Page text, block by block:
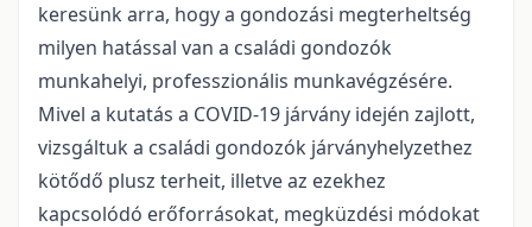
keresünk arra, hogy a gondozási megterheltség
milyen hatással van a családi gondozók
munkahelyi, professzionális munkavégzésére.
Mivel a kutatás a COVID-19 járvány idején zajlott,
vizsgáltuk a családi gondozók járványhelyzethez
kötődő plusz terheit, illetve az ezekhez
kapcsolódó erőforrásokat, megküzdési módokat